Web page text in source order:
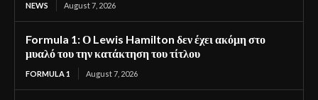
NEWS August 7, 2026
Formula 1: Ο Lewis Hamilton δεν έχει ακόμη στο
μυαλό του την κατάκτηση του τίτλου
FORMULA 1 August 7, 2026